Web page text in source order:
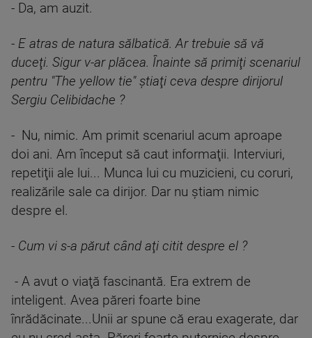
- Da, am auzit.
- E atras de natura sălbatică. Ar trebuie să vă
duceţi. Sigur v-ar plăcea. Înainte să primiţi scenariul
pentru "The yellow tie" ştiaţi ceva despre dirijorul
Sergiu Celibidache ?
- Nu, nimic. Am primit scenariul acum aproape
doi ani. Am început să caut informaţii. Interviuri,
repetiţii ale lui... Munca lui cu muzicieni, cu coruri,
realizările sale ca dirijor. Dar nu ştiam nimic
despre el.
- Cum vi s-a părut când aţi citit despre el ?
- A avut o viaţă fascinantă. Era extrem de
inteligent. Avea păreri foarte bine
înrădăcinate...Unii ar spune că erau exagerate, dar